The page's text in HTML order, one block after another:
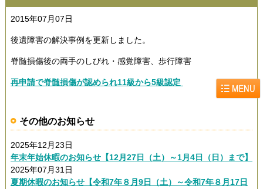
2015年07月07日
後遺障害の解決事例を更新しました。
脊髄損傷後の両手のしびれ・感覚障害、歩行障害
再申請で脊髄損傷が認められ11級から5級認定
その他のお知らせ
2025年12月23日
年末年始休暇のお知らせ【12月27日（土）～1月4日（日）まで】
2025年07月31日
夏期休暇のお知らせ【令和7年８月9日（土）～令和7年８月17日